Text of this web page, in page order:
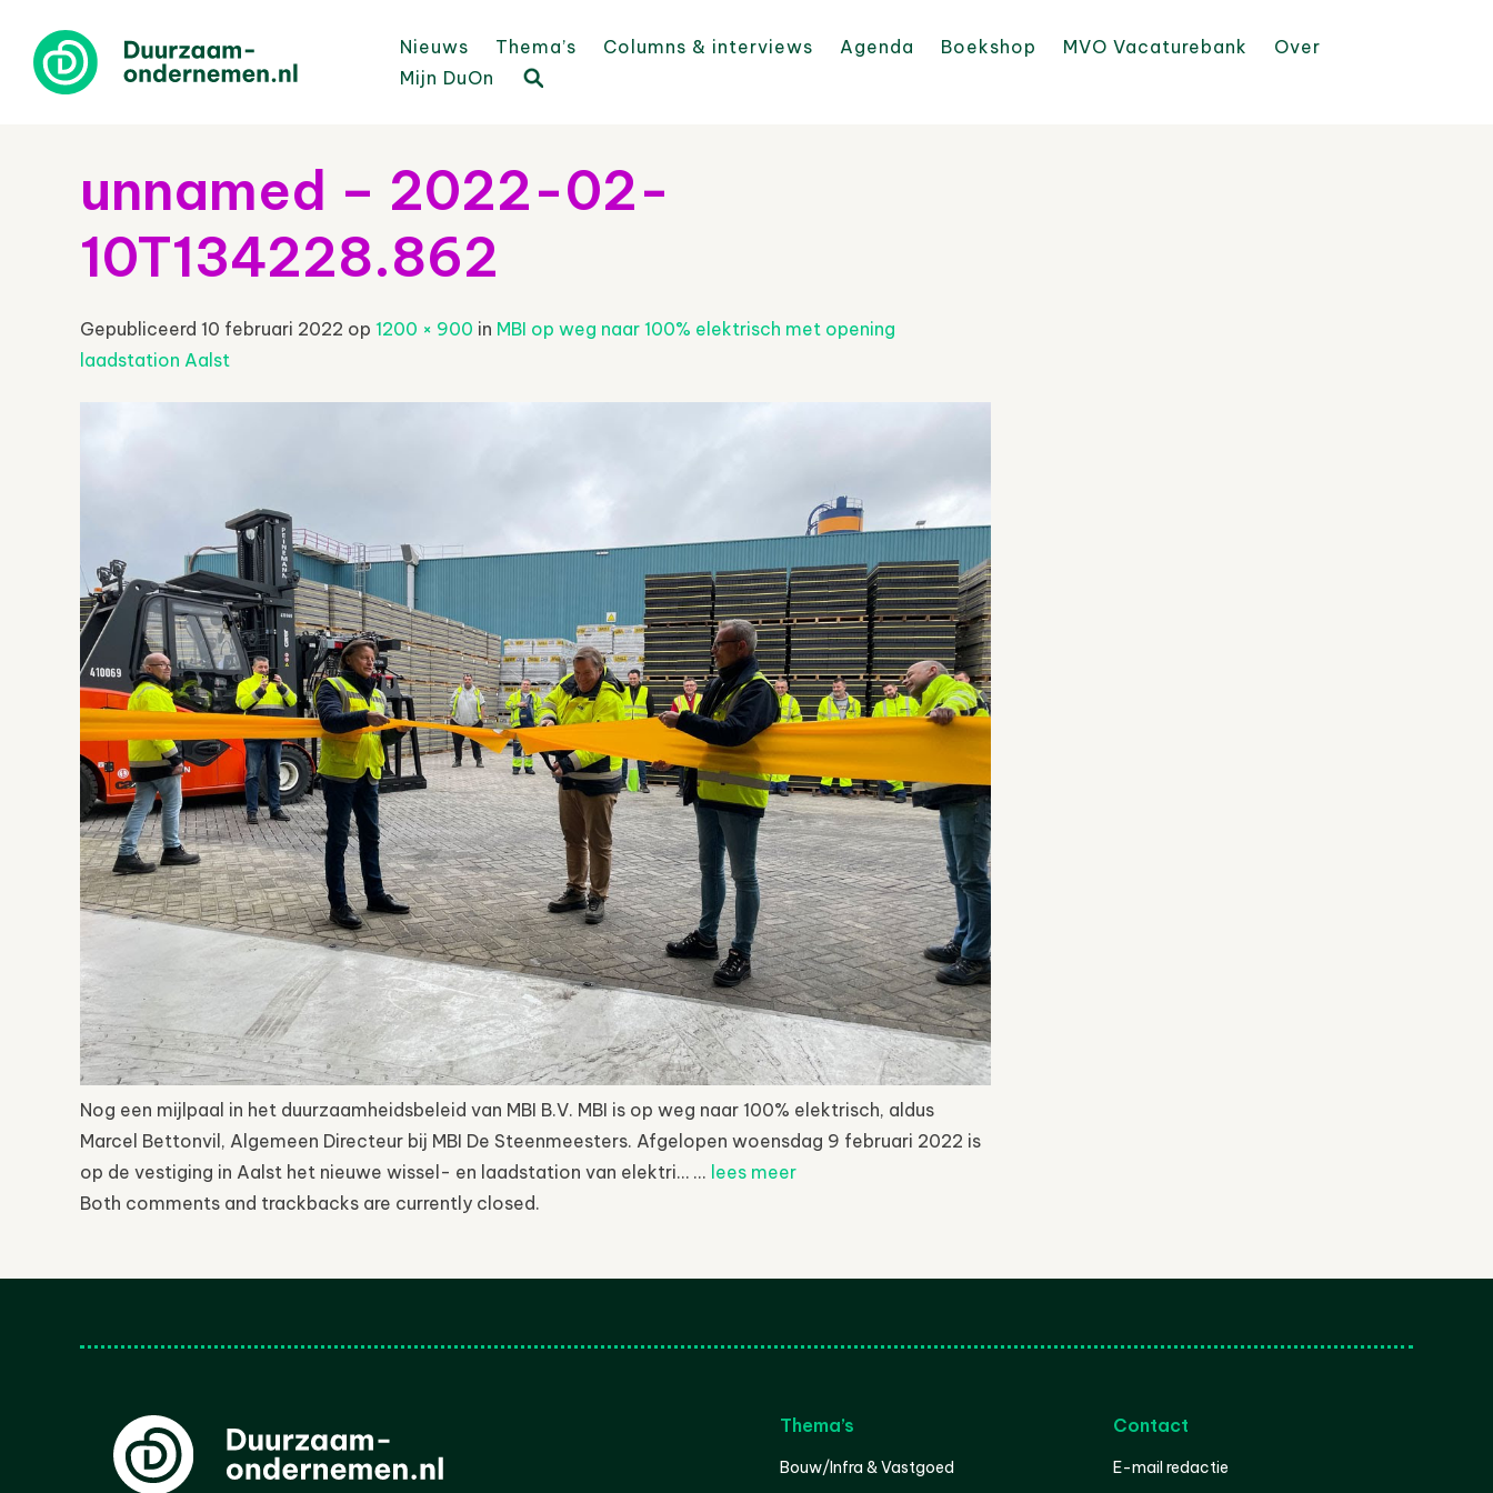
Nieuws Thema’s Columns & interviews Agenda Boekshop MVO Vacaturebank
Over
Mijn DuOn
unnamed – 2022-02-
10T134228.862
Gepubliceerd 10 februari 2022 op 1200 × 900 in MBI op weg naar 100% elektrisch met opening
laadstation Aalst
Nog een mijlpaal in het duurzaamheidsbeleid van MBI B.V. MBI is op weg naar 100% elektrisch, aldus
Marcel Bettonvil, Algemeen Directeur bij MBI De Steenmeesters. Afgelopen woensdag 9 februari 2022 is
op de vestiging in Aalst het nieuwe wissel- en laadstation van elektri… ... lees meer
Both comments and trackbacks are currently closed.
Thema’s
Bouw/Infra & Vastgoed
Contact
E-mail redactie